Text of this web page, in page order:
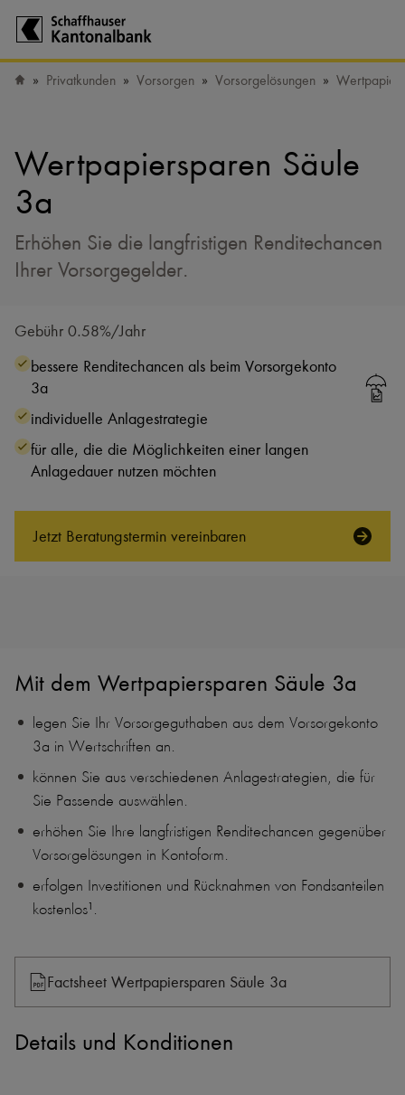
Privatkunden Vorsorgen Vorsorgelösungen
Wertpapiersparen Säule
3a
Erhöhen Sie die langfristigen Renditechancen
Ihrer Vorsorgegelder.
Gebühr 0.58%/Jahr
bessere Renditechancen als beim Vorsorgekonto
3a
individuelle Anlagestrategie
für alle, die die Möglichkeiten einer langen
Anlagedauer nutzen möchten
Jetzt Beratungs­termin vereinbaren
Mit dem Wertpapiersparen Säule 3a
legen Sie Ihr Vorsorgeguthaben aus dem Vorsorgekonto
3a in Wertschriften an.
können Sie aus verschiedenen Anlagestrategien, die für
Sie Passende auswählen.
erhöhen Sie Ihre langfristigen Renditechancen gegenüber
Vorsorgelösungen in Kontoform.
erfolgen Investitionen und Rücknahmen von Fondsanteilen
kostenlos1 .
Factsheet Wertpapiersparen Säule 3a
Details und Konditionen